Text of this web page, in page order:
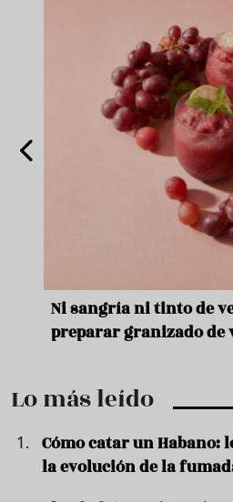
Ni sangría ni tinto de
preparar granizado de
Lo más leído
Cómo catar un Habano:
la evolución de la